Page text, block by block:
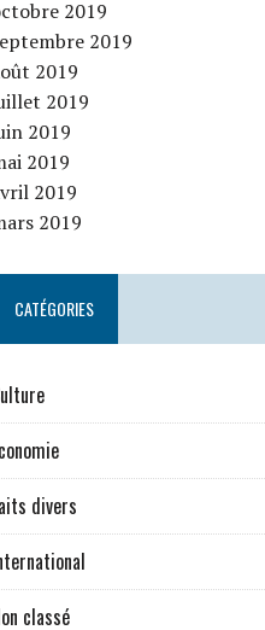
2019
2019
2019
2019
2019
2019
2019
2019
CATÉGORIES
divers
classé